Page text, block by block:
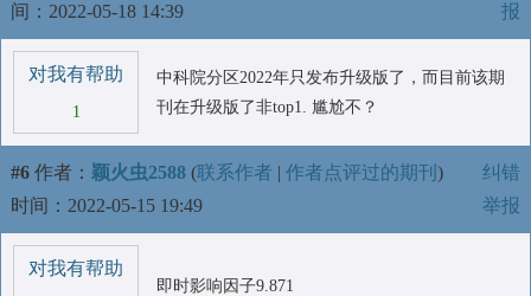
间：2022-05-18 14:39
报
对我有帮助
1
中科院分区2022年只发布升级版了，而目前该期
刊在升级版了非top1. 尴尬不？
#6 作者： 颖火虫2588 (联系作者 | 作者点评过的期刊 )
时间：2022-05-15 19:49
纠错
举报
对我有帮助
即时影响因子9.871